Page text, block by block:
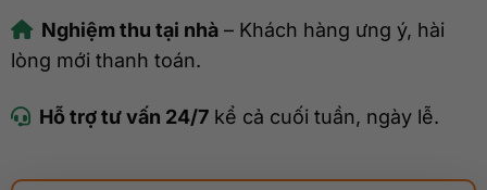
Nghiệm thu tại nhà– Khách hàng ưng ý, hài
lòng mới thanh toán.
Hỗ trợ tư vấn 24/7kể cả cuối tuần, ngày lễ.